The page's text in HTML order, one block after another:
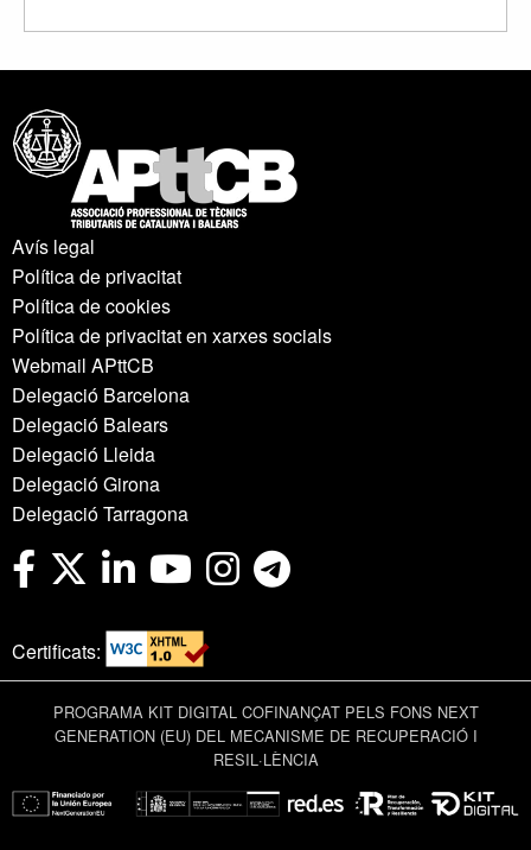
Avís legal
Política de privacitat
Política de cookies
Política de privacitat en xarxes socials
Webmail APttCB
Delegació Barcelona
Delegació Balears
Delegació Lleida
Delegació Girona
Delegació Tarragona
Certificats:
PROGRAMA KIT DIGITAL COFINANÇAT PELS FONS NEXT
GENERATION (EU) DEL MECANISME DE RECUPERACIÓ I
RESIL·LÈNCIA